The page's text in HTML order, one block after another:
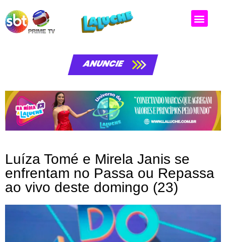
ANUNCIE
Luíza Tomé e Mirela Janis se
enfrentam no Passa ou Repassa
ao vivo deste domingo (23)